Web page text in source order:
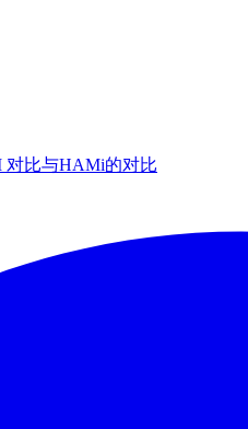
对比与HAMi的对比